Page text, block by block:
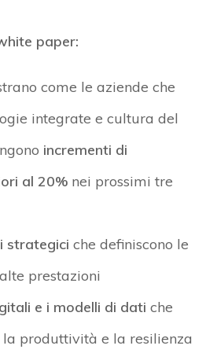
paper:
come le aziende che
integrate e cultura del
incrementi di
al 20% nei prossimi tre
strategici che definiscono le
prestazioni
e i modelli di dati che
produttività e la resilienza